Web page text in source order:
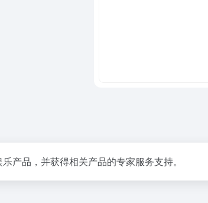
产品，并获得相关产品的专家服务支持。